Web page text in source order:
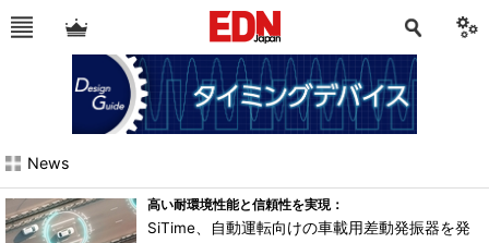
News
高い耐環境性能と信頼性を実現：
SiTime、自動運転向けの車載用差動発振器を発